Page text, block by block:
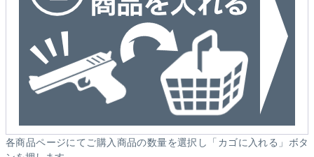
各商品ページにてご購入商品の数量を選択し「カゴに入れる」ボタ